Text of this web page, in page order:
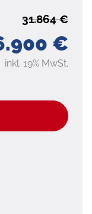
€
31.864 €
inkl. 19% MwSt.